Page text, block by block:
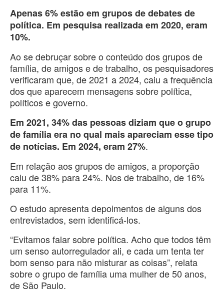
Apenas 6% estão em grupos de debates de
política. Em pesquisa realizada em 2020, eram
10%.
Ao se debruçar sobre o conteúdo dos grupos de
família, de amigos e de trabalho, os pesquisadores
verificaram que, de 2021 a 2024, caiu a frequência
dos que aparecem mensagens sobre política,
políticos e governo.
Em 2021, 34% das pessoas diziam que o grupo
de família era no qual mais apareciam esse tipo
de notícias. Em 2024, eram 27%.
Em relação aos grupos de amigos, a proporção
caiu de 38% para 24%. Nos de trabalho, de 16%
para 11%.
O estudo apresenta depoimentos de alguns dos
entrevistados, sem identificá-los.
“Evitamos falar sobre política. Acho que todos têm
um senso autorregulador ali, e cada um tenta ter
bom senso para não misturar as coisas”, relata
sobre o grupo de família uma mulher de 50 anos,
de São Paulo.